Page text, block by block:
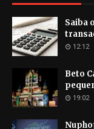
Saiba
12:12
Beto
19:02